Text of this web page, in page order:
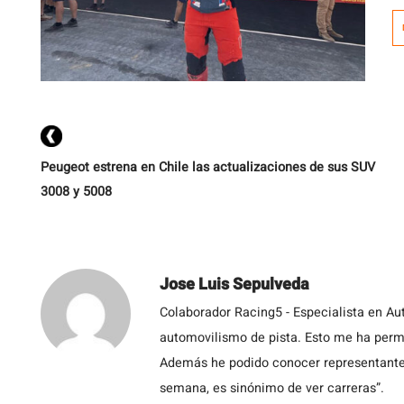
Peugeot estrena en Chile las actualizaciones de sus SUV
3008 y 5008
Jose Luis Sepulveda
Colaborador Racing5 - Especialista en
automovilismo de pista. Esto me ha
Además he podido conocer
semana, es sinónimo de ver carreras”.